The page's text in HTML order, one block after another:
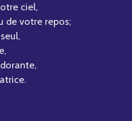
ciel,
de votre repos;